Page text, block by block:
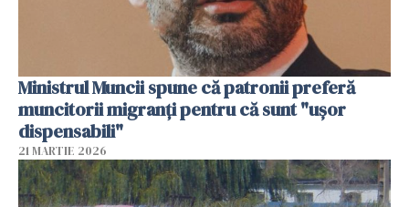
Ministrul Muncii spune că patronii preferă
muncitorii migranți pentru că sunt "uşor
dispensabili"
21 MARTIE 2026